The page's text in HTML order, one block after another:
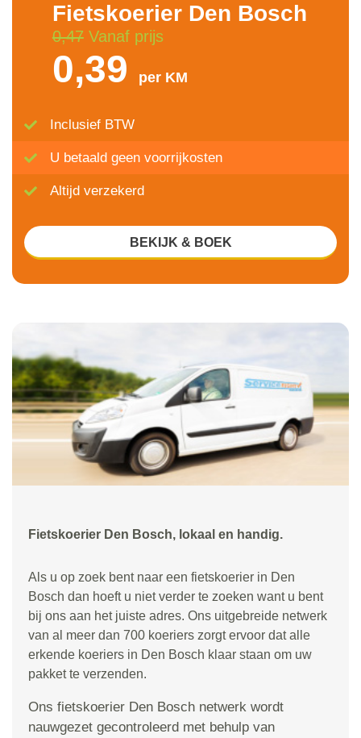
Fietskoerier Den Bosch, lokaal en handig.
Als u op zoek bent naar een fietskoerier in Den
Bosch dan hoeft u niet verder te zoeken want u bent
bij ons aan het juiste adres. Ons uitgebreide netwerk
van al meer dan 700 koeriers zorgt ervoor dat alle
erkende koeriers in Den Bosch klaar staan om uw
pakket te verzenden.
Ons fietskoerier Den Bosch netwerk wordt
nauwgezet gecontroleerd met behulp van
Fietskoerier Den Bosch
0,47Vanaf prijs
0,39 per KM
Inclusief BTW
U betaald geen voorrijkosten
Altijd verzekerd
BEKIJK & BOEK